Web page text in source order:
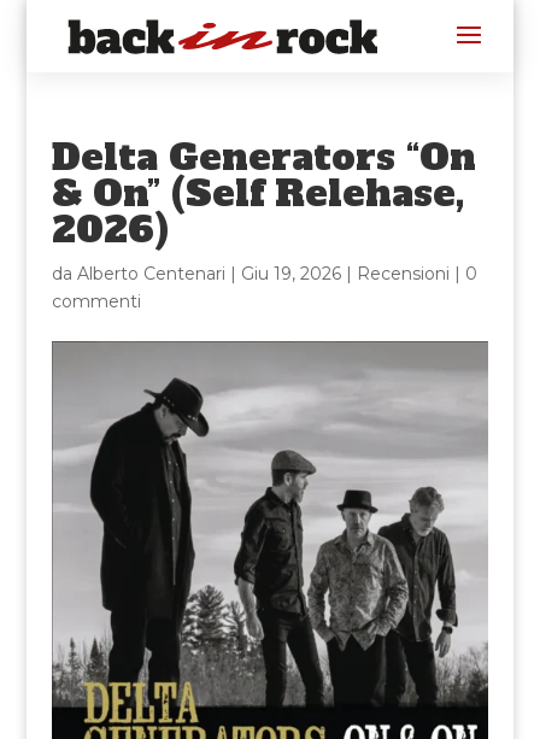
Delta Generators “On
& On” (Self Relehase,
2026)
da Alberto Centenari | Giu 19, 2026| Recensioni | 0
commenti